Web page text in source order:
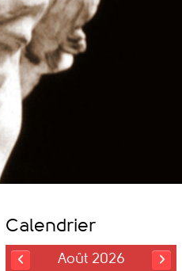
Calendrier
Août 2026